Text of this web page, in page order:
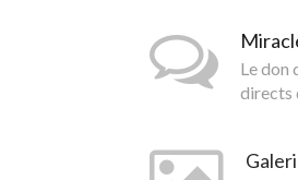
Le don
directs